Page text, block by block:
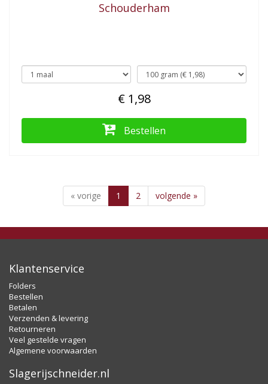
Schouderham
€ 1,98
Bestellen
« vorige 1 2 volgende »
Klantenservice
Folders
Bestellen
Betalen
Verzenden & levering
Retourneren
Veel gestelde vragen
Algemene voorwaarden
Slagerijschneider.nl